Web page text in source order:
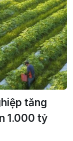
tăng
1.000 tỷ